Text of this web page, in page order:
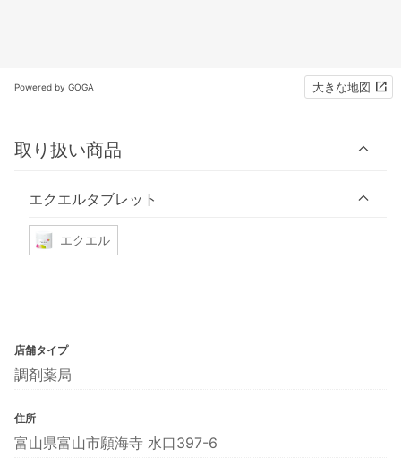
Powered by GOGA 大きな地図
取り扱い商品
エクエルタブレット
エクエル
店舗タイプ
調剤薬局
住所
富山県富山市願海寺 水口397-6